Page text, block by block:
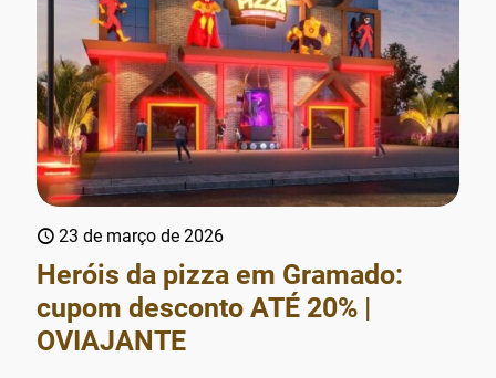
23 de março de 2026
Heróis da pizza em Gramado:
cupom desconto ATÉ 20% |
OVIAJANTE